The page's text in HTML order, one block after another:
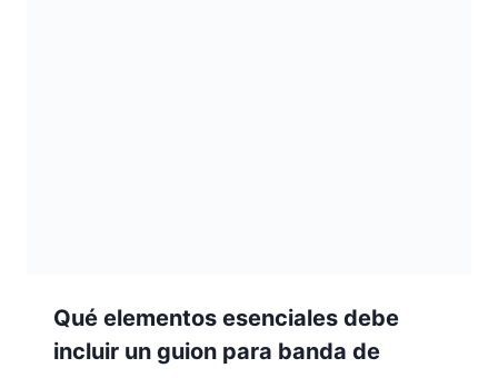
Qué elementos esenciales debe
incluir un guion para banda de